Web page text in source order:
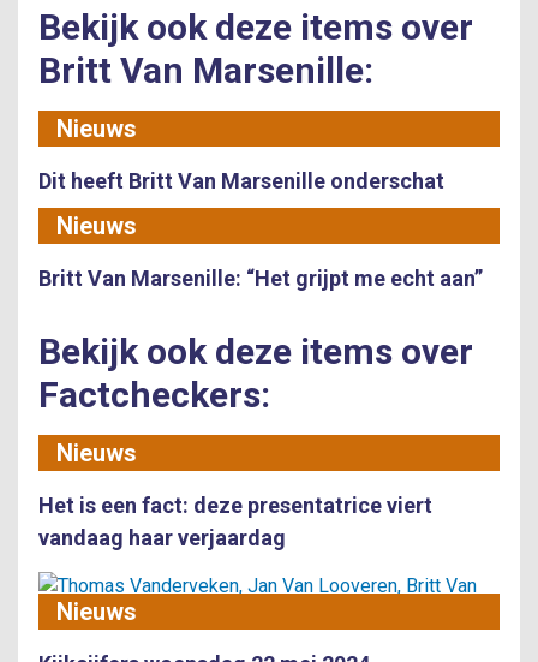
Bekijk ook deze items over
Britt Van Marsenille:
Nieuws
Dit heeft Britt Van Marsenille onderschat
Nieuws
Britt Van Marsenille: “Het grijpt me echt aan”
Bekijk ook deze items over
Factcheckers:
Nieuws
Het is een fact: deze presentatrice viert
vandaag haar verjaardag
Nieuws